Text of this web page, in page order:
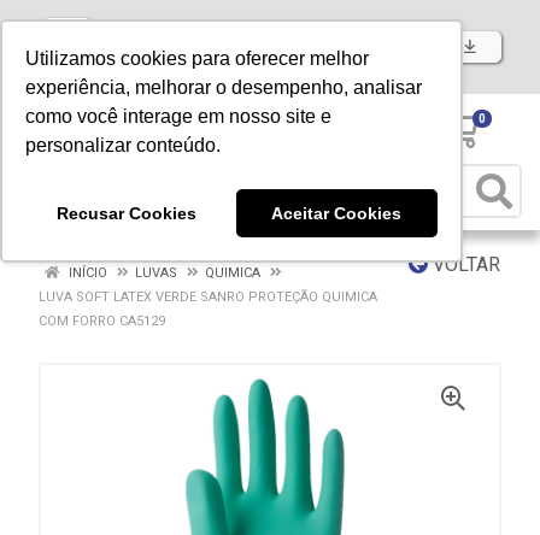
Utilizamos cookies para oferecer melhor
experiência, melhorar o desempenho, analisar
como você interage em nosso site e
personalizar conteúdo.
Recusar Cookies Aceitar Cookies
Baixe já nosso APP
0
VOLTAR
INÍCIO LUVAS
QUIMICA
LUVA SOFT LATEX VERDE SANRO PROTEÇÃO QUIMICA
COM FORRO CA5129